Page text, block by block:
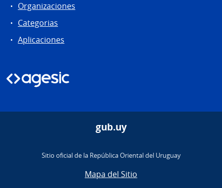
Organizaciones
Categorias
Aplicaciones
gub.uy
Sitio oficial de la República Oriental del Uruguay
Mapa del Sitio